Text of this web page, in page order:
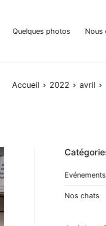
Quelques photos Nous
Accueil 2022 avril
Evénements
Nos chats